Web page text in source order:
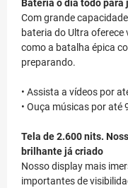
Bateria o dia todo para
Com grande
bateria do Ultra
como a batalha épica
preparando.
• Assista a vídeos por
• Ouça músicas por até
Tela de 2.600 nits.
brilhante já criado
Nosso display mais
importantes de